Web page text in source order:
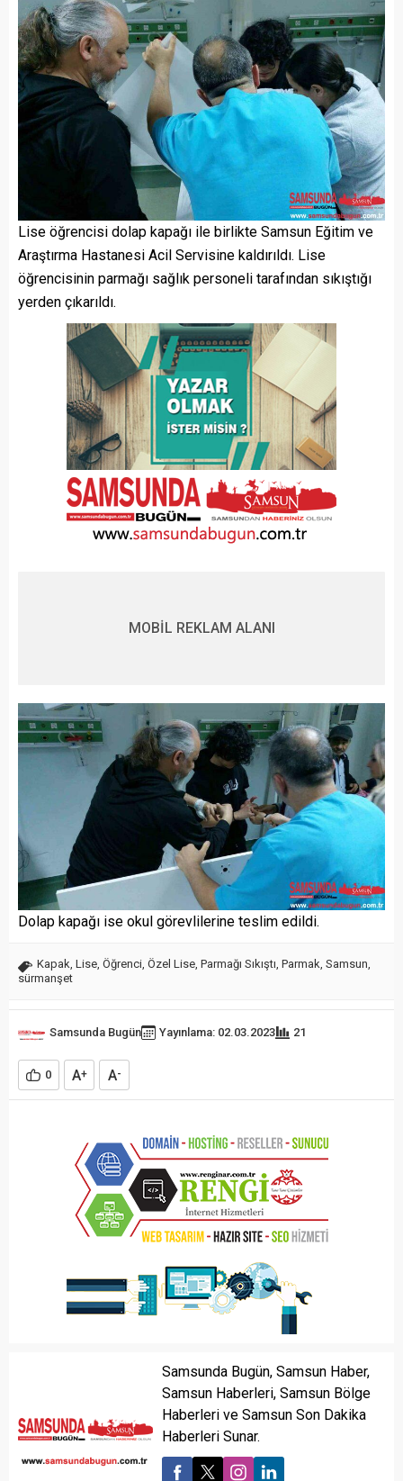
Lise öğrencisi dolap kapağı ile birlikte Samsun Eğitim ve
Araştırma Hastanesi Acil Servisine kaldırıldı. Lise
öğrencisinin parmağı sağlık personeli tarafından sıkıştığı
yerden çıkarıldı.
MOBİL REKLAM ALANI
Dolap kapağı ise okul görevlilerine teslim edildi.
Kapak Lise Öğrenci Özel Lise Parmağı Sıkıştı Parmak Samsun
sürmanşet
Samsunda Bugün Yayınlama: 02.03.2023 21
0 A+ A-
Samsunda Bugün, Samsun Haber,
Samsun Haberleri, Samsun Bölge
Haberleri ve Samsun Son Dakika
Haberleri Sunar.